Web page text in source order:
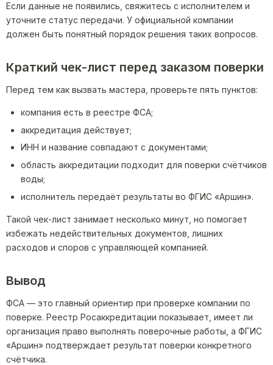
Если данные не появились, свяжитесь с исполнителем и
уточните статус передачи. У официальной компании
должен быть понятный порядок решения таких вопросов.
Краткий чек-лист перед заказом поверки
Перед тем как вызвать мастера, проверьте пять пунктов:
компания есть в реестре ФСА;
аккредитация действует;
ИНН и название совпадают с документами;
область аккредитации подходит для поверки счётчиков
воды;
исполнитель передаёт результаты во ФГИС «Аршин».
Такой чек-лист занимает несколько минут, но помогает
избежать недействительных документов, лишних
расходов и споров с управляющей компанией.
Вывод
ФСА — это главный ориентир при проверке компании по
поверке. Реестр Росаккредитации показывает, имеет ли
организация право выполнять поверочные работы, а ФГИС
«Аршин» подтверждает результат поверки конкретного
счётчика.